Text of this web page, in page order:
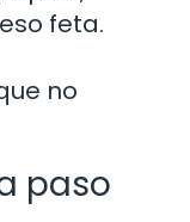
feta.
no
paso